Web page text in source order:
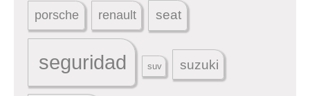
porsche renault seat
seguridad suv suzuki